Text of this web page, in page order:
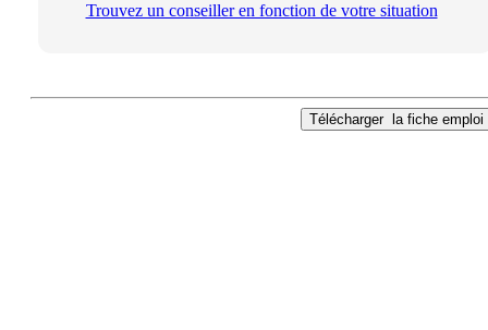
Trouvez un conseiller en fonction de votre situation
Télécharger la fiche emploi